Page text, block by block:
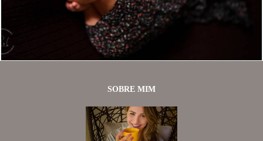
1013
SOBRE MIM